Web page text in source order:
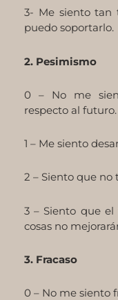
3- Me siento tan
puedo soportarlo.
2. Pesimismo
0 – No me
respecto al futuro.
1 – Me siento
2 – Siento que no
3 – Siento que el
cosas no
3. Fracaso
0 – No me siento